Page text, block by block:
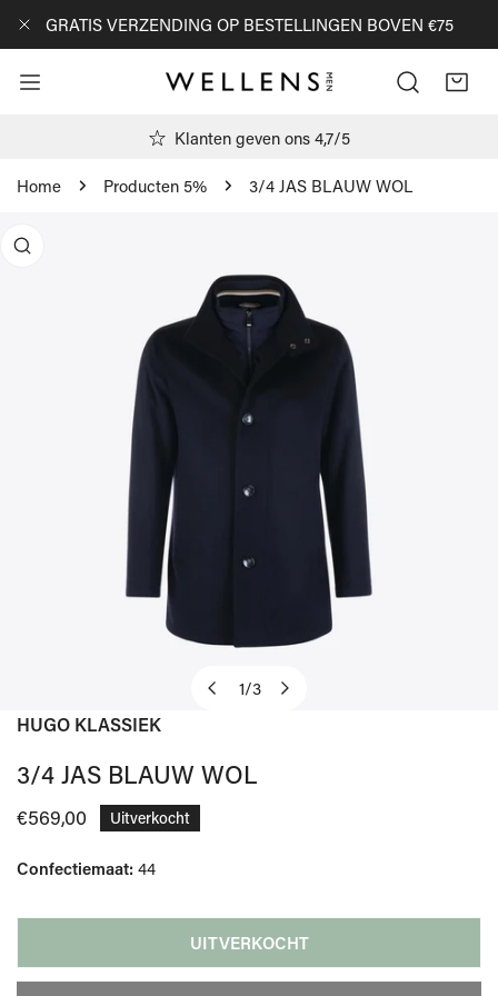
NAAR ARTIKEL
GRATIS VERZENDING OP BESTELLINGEN BOVEN €75
Klanten geven ons 4,7/5
Home Producten 5% 3/4 JAS BLAUW WOL
1/3
OPEN MEDIA IN GALERIJWEERGAVE
HUGO KLASSIEK
3/4 JAS BLAUW WOL
Normale
€569,00 Uitverkocht
Confectiemaat: 44
UITVERKOCHT